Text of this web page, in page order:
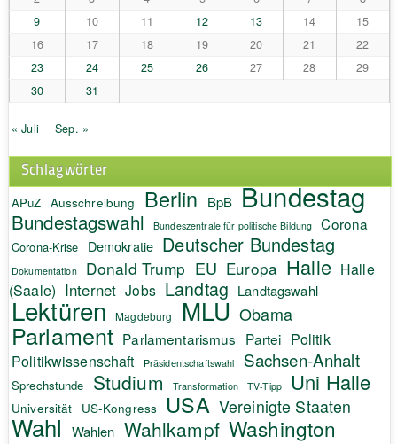
9
10 11 12 13 14
15
16
17 18 19 20 21
22
23
24 25 26 27 28
29
30
31
« Juli Sep. »
Schlagwörter
APuZ Ausschreibung Berlin BpB Bundestag
Bundestagswahl Bundeszentrale für politische Bildung Corona
Corona-Krise Demokratie Deutscher Bundestag
Dokumentation Donald Trump EU Europa Halle Halle
(Saale) Internet Jobs Landtag Landtagswahl
Lektüren Magdeburg MLU Obama
Parlament Parlamentarismus Partei Politik
Politikwissenschaft Präsidentschaftswahl Sachsen-Anhalt
Sprechstunde Studium Transformation TV-Tipp Uni Halle
Universität US-Kongress USA Vereinigte Staaten
Wahl Wahlen Wahlkampf Washington